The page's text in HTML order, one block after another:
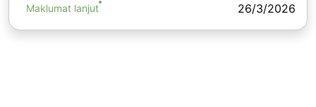
Maklumat lanjut 26/3/2026